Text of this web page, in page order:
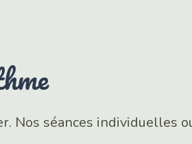
Nos séances individuelles